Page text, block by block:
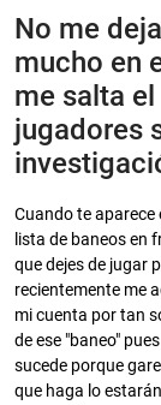
No me
mucho en
me salta
jugadores
Cuando te aparece
lista de baneos en
que dejes de jugar
recientemente me
mi cuenta por tan
de ese "baneo"
sucede porque
que haga lo